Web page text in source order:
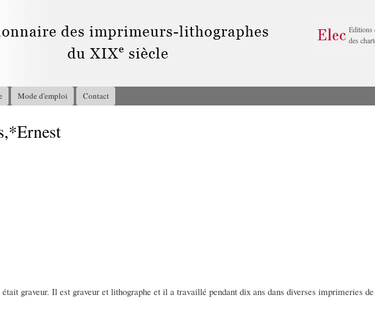
principal
Éditions
des
Mode d'emploi Contact
graveur. Il est graveur et lithographe et il a travaillé pendant dix ans dans diverses imprimeries